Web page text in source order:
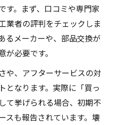
エアコン選びのポイン
カーの選び方と注意点
アコンメーカーの選定
訣と賢い選定ポイント
メーカーの特徴と選び
す。まず、口コミや専門家
業者の評判をチェックしま
るメーカーや、部品交換が
必要です。
や、アフターサービスの対
となります。実際に「買っ
て挙げられる場合、初期不
スも報告されています。壊